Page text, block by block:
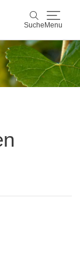
Suche Menu
Suche